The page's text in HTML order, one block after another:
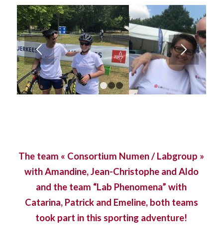
1 2 3
The team « Consortium Numen / Labgroup »
with Amandine, Jean-Christophe and Aldo
and the team “Lab Phenomena” with
Catarina, Patrick and Emeline, both teams
took part in this sporting adventure!